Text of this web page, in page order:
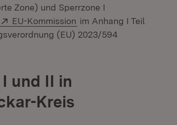
Zone) und Sperrzone I
Extern:
EU-Kommission (Öffnet in neuem Fenster)
im Anhang I Teil
(EU) 2023/594
und II in
Kreis